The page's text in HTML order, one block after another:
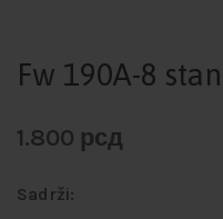
Fw 190A-8
1.800 рсд
Sadrži: